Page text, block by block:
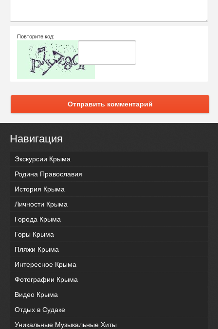
Повторите код:
Отправить комментарий
Навигация
Экскурсии Крыма
Родина Православия
История Крыма
Личности Крыма
Города Крыма
Горы Крыма
Пляжи Крыма
Интересное Крыма
Фотографии Крыма
Видео Крыма
Отдых в Судаке
Уникальные Музыкальные Хиты